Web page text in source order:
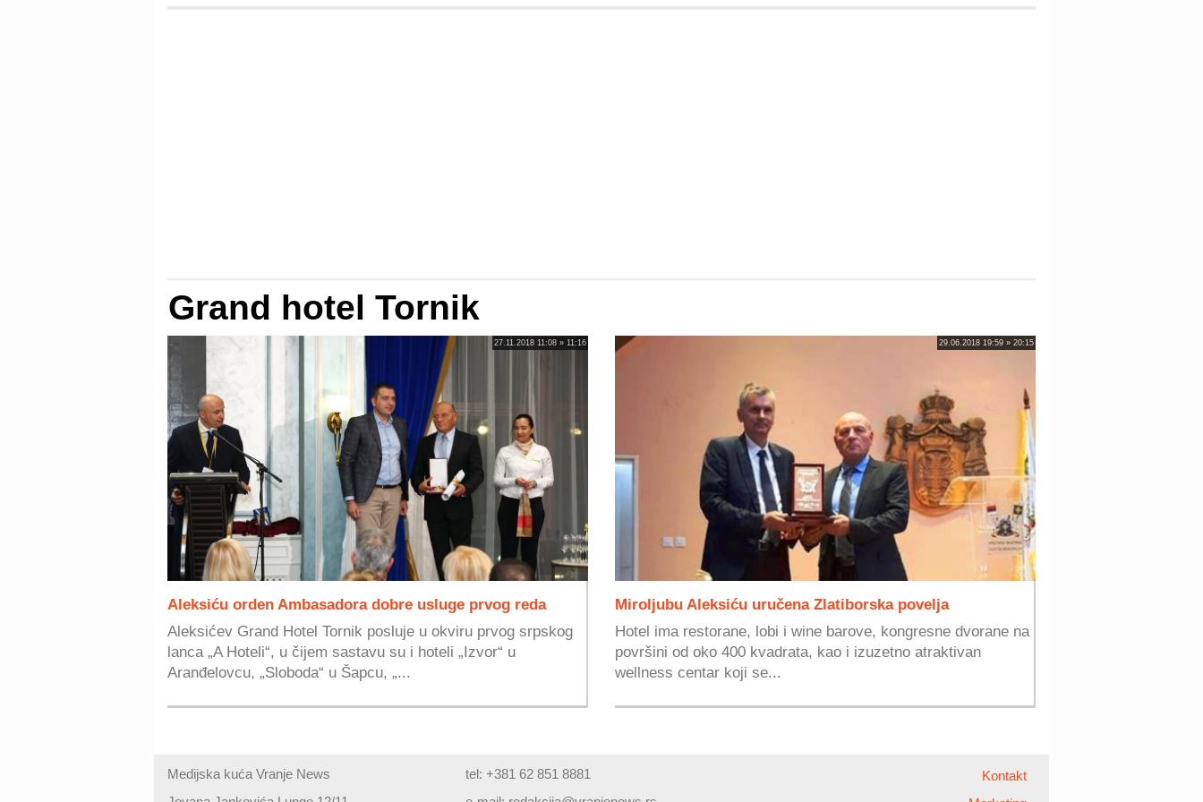
Grand hotel Tornik
27.11.2018 11:08 » 11:16
Aleksiću orden Ambasadora dobre usluge prvog reda
Aleksićev Grand Hotel Tornik posluje u okviru prvog srpskog
lanca „A Hoteli“, u čijem sastavu su i hoteli „Izvor“ u
Aranđelovcu, „Sloboda“ u Šapcu, „...
29.06.2018 19:59 » 20:15
Miroljubu Aleksiću uručena Zlatiborska povelja
Hotel ima restorane, lobi i wine barove, kongresne dvorane na
površini od oko 400 kvadrata, kao i izuzetno atraktivan
wellness centar koji se...
Medijska kuća Vranje News
tel: +381 62 851 8881
Kontakt